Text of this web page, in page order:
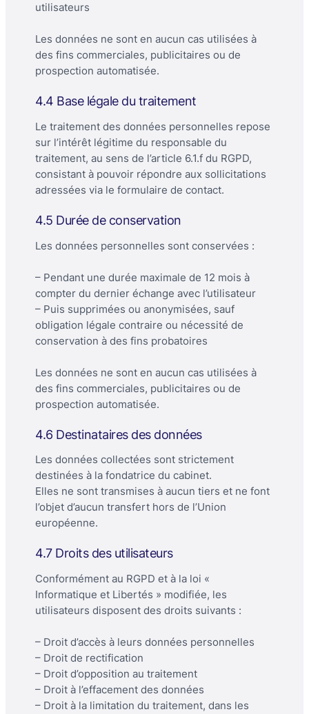
utilisateurs
Les données ne sont en aucun cas utilisées à
des fins commerciales, publicitaires ou de
prospection automatisée.
4.4 Base légale du traitement
Le traitement des données personnelles repose
sur l’intérêt légitime du responsable du
traitement, au sens de l’article 6.1.f du RGPD,
consistant à pouvoir répondre aux sollicitations
adressées via le formulaire de contact.
4.5 Durée de conservation
Les données personnelles sont conservées :
– Pendant une durée maximale de 12 mois à
compter du dernier échange avec l’utilisateur
– Puis supprimées ou anonymisées, sauf
obligation légale contraire ou nécessité de
conservation à des fins probatoires
Les données ne sont en aucun cas utilisées à
des fins commerciales, publicitaires ou de
prospection automatisée.
4.6 Destinataires des données
Les données collectées sont strictement
destinées à la fondatrice du cabinet.
Elles ne sont transmises à aucun tiers et ne font
l’objet d’aucun transfert hors de l’Union
européenne.
4.7 Droits des utilisateurs
Conformément au RGPD et à la loi «
Informatique et Libertés » modifiée, les
utilisateurs disposent des droits suivants :
– Droit d’accès à leurs données personnelles
– Droit de rectification
– Droit d’opposition au traitement
– Droit à l’effacement des données
– Droit à la limitation du traitement, dans les